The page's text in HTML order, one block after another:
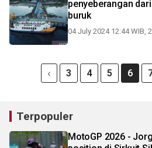
penyeberangan
buruk
04 July 2024 12:44 WIB,
3 4 5 6
Terpopuler
MotoGP 2026 -